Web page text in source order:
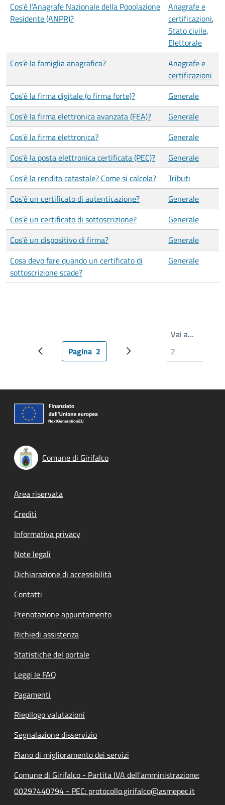
Cos'è l’Anagrafe Nazionale della Popolazione
Residente (ANPR)?
Anagrafe e
certificazioni,
Stato civile,
Elettorale
Cos'è la famiglia anagrafica?
Anagrafe e
certificazioni
Cos'è la firma digitale (o firma forte)?
Generale
Cos'è la firma elettronica avanzata (FEA)?
Generale
Cos'è la firma elettronica?
Generale
Cos'è la posta elettronica certificata (PEC)?
Generale
Cos'è la rendita catastale? Come si calcola?
Tributi
Cos'è un certificato di autenticazione?
Generale
Cos'è un certificato di sottoscrizione?
Generale
Cos'è un dispositivo di firma?
Generale
Cosa devo fare quando un certificato di
sottoscrizione scade?
Generale
Pagina precedentePagina attuale
Pagina 2 Pagina successiva
Vai a…
Comune di Girifalco
Footer menu
Area riservata
Crediti
Informativa privacy
Note legali
Dichiarazione di accessibilità
Contatti
Prenotazione appuntamento
Richiedi assistenza
Statistiche del portale
Leggi le FAQ
Pagamenti
Riepilogo valutazioni
Segnalazione disservizio
Piano di miglioramento dei servizi
Comune di Girifalco - Partita IVA dell'amministrazione:
00297440794 - PEC: protocollo.girifalco@asmepec.it